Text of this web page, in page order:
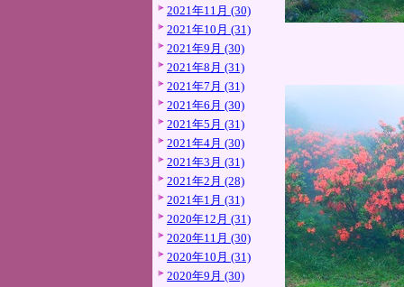
2021年11月 (30)
2021年10月 (31)
2021年9月 (30)
2021年8月 (31)
2021年7月 (31)
2021年6月 (30)
2021年5月 (31)
2021年4月 (30)
2021年3月 (31)
2021年2月 (28)
2021年1月 (31)
2020年12月 (31)
2020年11月 (30)
2020年10月 (31)
2020年9月 (30)